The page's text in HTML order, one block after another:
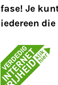
fase! Je
iedereen